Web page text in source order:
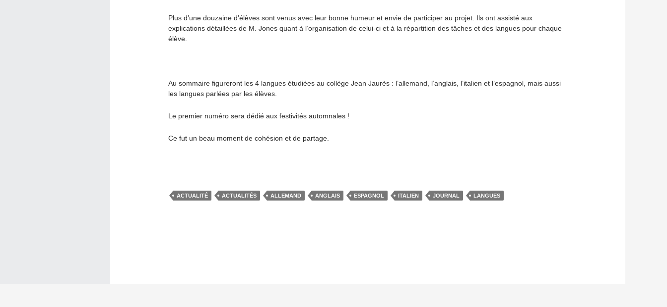
Plus d’une douzaine d’élèves sont venus avec leur bonne humeur et envie de participer au projet. Ils ont assisté aux
explications détaillées de M. Jones quant à l’organisation de celui-ci et à la répartition des tâches et des langues pour chaque
élève.
Au sommaire figureront les 4 langues étudiées au collège Jean Jaurès : l’allemand, l’anglais, l’italien et l’espagnol, mais aussi
les langues parlées par les élèves.
Le premier numéro sera dédié aux festivités automnales !
Ce fut un beau moment de cohésion et de partage.
ACTUALITÉ ACTUALITÉS ALLEMAND ANGLAIS ESPAGNOL ITALIEN JOURNAL LANGUES